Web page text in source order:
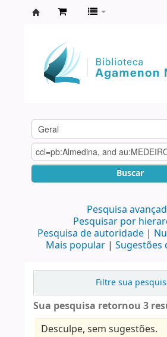
Agamenon
Magalhães
Buscar
Pesquisa
Pesquisar por
Pesquisa de autoridade
Mais popular
Sugestões
Filtre sua
Sua pesquisa retornou 3
Desculpe, sem sugestões.